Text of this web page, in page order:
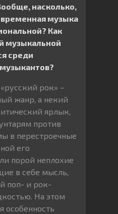
насколько,
музыка
Как
музыкальной
среди
рок» –
жанр, а некий
ярлык,
против
в перестроечные
его
порой неплохие
в себе мысль,
поп- и рок-
На этом
особенность